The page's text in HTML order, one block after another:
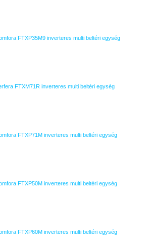
FTXP35M9 inverteres multi beltéri egység
FTXM71R inverteres multi beltéri egység
FTXP71M inverteres multi beltéri egység
FTXP50M inverteres multi beltéri egység
FTXP60M inverteres multi beltéri egység